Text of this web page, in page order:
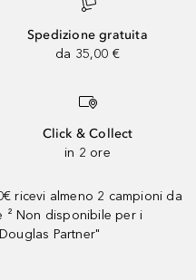
Spedizione gratuita
da 35,00 €
Click & Collect
in 2 ore
ricevi almeno 2 campioni da
² Non disponibile per i
Partner"